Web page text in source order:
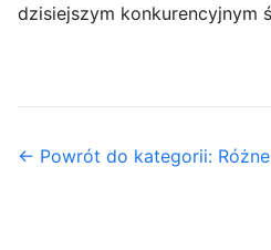
dzisiejszym konkurencyjnym
← Powrót do kategorii: Różne